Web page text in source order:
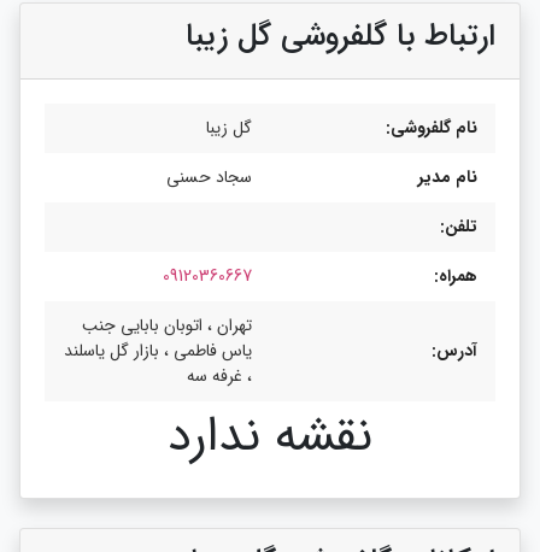
ارتباط با گلفروشی گل زیبا
نام گلفروشی:
گل زیبا
نام مدیر
سجاد حسنی
تلفن:
همراه:
09120360667
آدرس:
تهران ، اتوبان بابایی جنب
یاس فاطمی ، بازار گل یاسلند
، غرفه سه
نقشه ندارد